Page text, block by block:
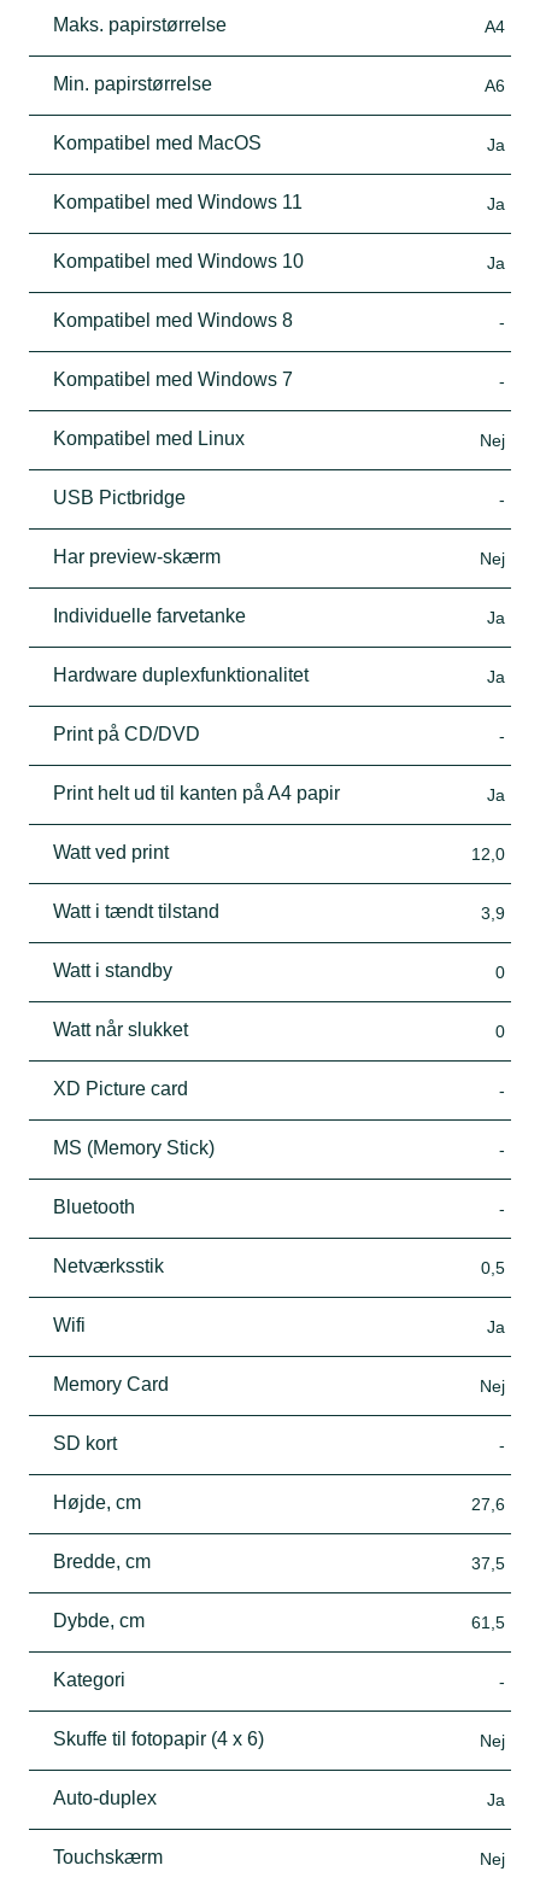
Maks. papirstørrelse A4
Min. papirstørrelse A6
Kompatibel med MacOS Ja
Kompatibel med Windows 11 Ja
Kompatibel med Windows 10 Ja
Kompatibel med Windows 8 -
Kompatibel med Windows 7 -
Kompatibel med Linux Nej
USB Pictbridge -
Har preview-skærm Nej
Individuelle farvetanke Ja
Hardware duplexfunktionalitet Ja
Print på CD/DVD -
Print helt ud til kanten på A4 papir Ja
Watt ved print 12,0
Watt i tændt tilstand 3,9
Watt i standby 0
Watt når slukket 0
XD Picture card -
MS (Memory Stick) -
Bluetooth -
Netværksstik 0,5
Wifi Ja
Memory Card Nej
SD kort -
Højde, cm 27,6
Bredde, cm 37,5
Dybde, cm 61,5
Kategori -
Skuffe til fotopapir (4 x 6) Nej
Auto-duplex Ja
Touchskærm Nej